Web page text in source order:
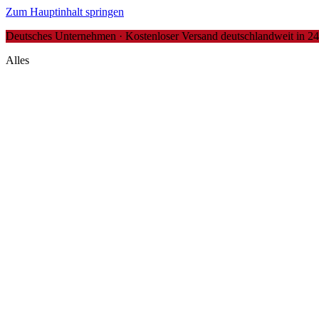
Zum Hauptinhalt springen
Deutsches Unternehmen · Kostenloser Versand deutschlandweit in
Alles